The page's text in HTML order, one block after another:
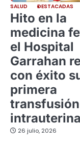
SALUD DESTACADAS
Hito en la
medicina
el Hospital
Garrahan
con éxito
primera
transfusión
intrauterina
26 julio, 2026